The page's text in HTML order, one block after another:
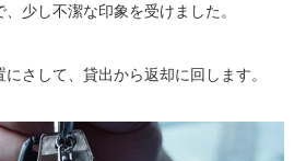
、少し不潔な印象を受けました。
さして、貸出から返却に回します。